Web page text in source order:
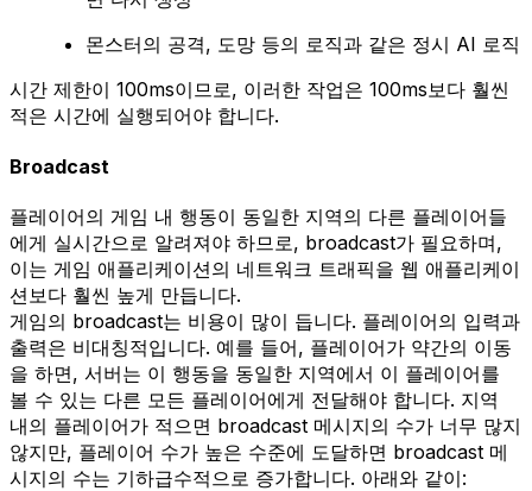
몬스터의 공격, 도망 등의 로직과 같은 정시 AI 로직
시간 제한이 100ms이므로, 이러한 작업은 100ms보다 훨씬
적은 시간에 실행되어야 합니다.
Broadcast
플레이어의 게임 내 행동이 동일한 지역의 다른 플레이어들
에게 실시간으로 알려져야 하므로, broadcast가 필요하며,
이는 게임 애플리케이션의 네트워크 트래픽을 웹 애플리케이
션보다 훨씬 높게 만듭니다.
게임의 broadcast는 비용이 많이 듭니다. 플레이어의 입력과
출력은 비대칭적입니다. 예를 들어, 플레이어가 약간의 이동
을 하면, 서버는 이 행동을 동일한 지역에서 이 플레이어를
볼 수 있는 다른 모든 플레이어에게 전달해야 합니다. 지역
내의 플레이어가 적으면 broadcast 메시지의 수가 너무 많지
않지만, 플레이어 수가 높은 수준에 도달하면 broadcast 메
시지의 수는 기하급수적으로 증가합니다. 아래와 같이: